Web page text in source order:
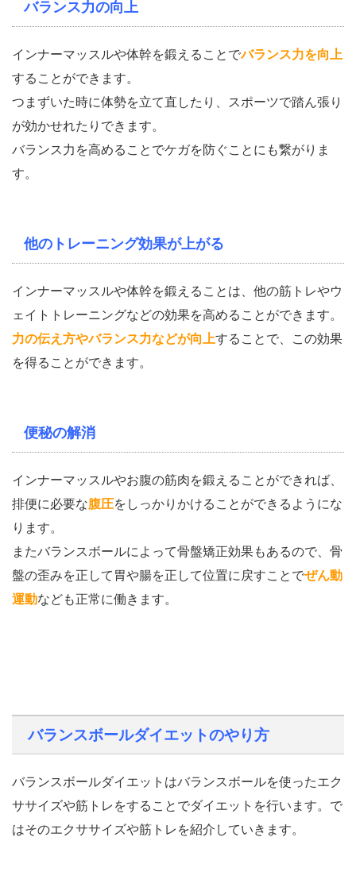
バランス力の向上
インナーマッスルや体幹を鍛えることでバランス力を向上
することができます。
つまずいた時に体勢を立て直したり、スポーツで踏ん張り
が効かせれたりできます。
バランス力を高めることでケガを防ぐことにも繋がりま
す。
他のトレーニング効果が上がる
インナーマッスルや体幹を鍛えることは、他の筋トレやウ
ェイトトレーニングなどの効果を高めることができます。
力の伝え方やバランス力などが向上することで、この効果
を得ることができます。
便秘の解消
インナーマッスルやお腹の筋肉を鍛えることができれば、
排便に必要な腹圧をしっかりかけることができるようにな
ります。
またバランスボールによって骨盤矯正効果もあるので、骨
盤の歪みを正して胃や腸を正して位置に戻すことでぜん動
運動なども正常に働きます。
バランスボールダイエットのやり方
バランスボールダイエットはバランスボールを使ったエク
ササイズや筋トレをすることでダイエットを行います。で
はそのエクササイズや筋トレを紹介していきます。